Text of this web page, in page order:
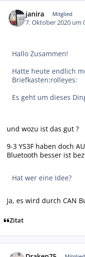
janira Mitglied
7. Oktober 2020 um
Hallo Zusammen!
Hatte heute endlich
Briefkasten:rolleyes:
Es geht um dieses
und wozu ist das gut ?
9-3 YS3F haben doch
Bluetooth besser ist
Hat wer eine Idee?
Ja, es wird durch CAN
Zitat